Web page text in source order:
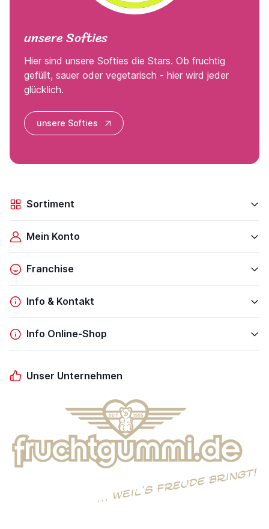
unsere Softies
Hier sind unsere Softies die Stars. Ob fruchtig
gefüllt, sauer oder vegetarisch - hier wird jeder
glücklich.
unsere Softies
Sortiment
Mein Konto
Franchise
Info & Kontakt
Info Online-Shop
Unser Unternehmen